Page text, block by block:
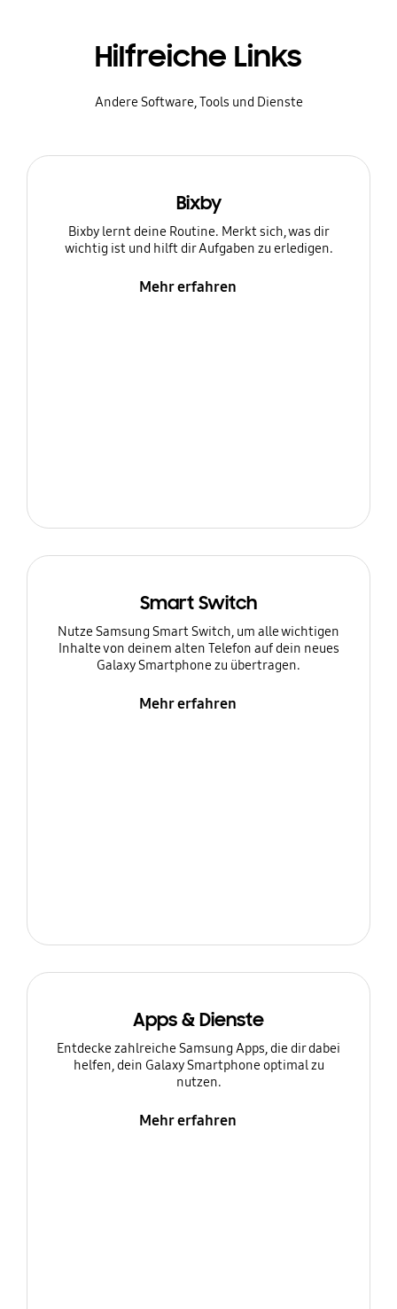
Hilfreiche Links
Andere Software, Tools und Dienste
Bixby
Bixby lernt deine Routine. Merkt sich, was dir
wichtig ist und hilft dir Aufgaben zu erledigen.
Mehr erfahren
Smart Switch
Nutze Samsung Smart Switch, um alle wichtigen
Inhalte von deinem alten Telefon auf dein neues
Galaxy Smartphone zu übertragen.
Mehr erfahren
Apps & Dienste
Entdecke zahlreiche Samsung Apps, die dir dabei
helfen, dein Galaxy Smartphone optimal zu
nutzen.
Mehr erfahren